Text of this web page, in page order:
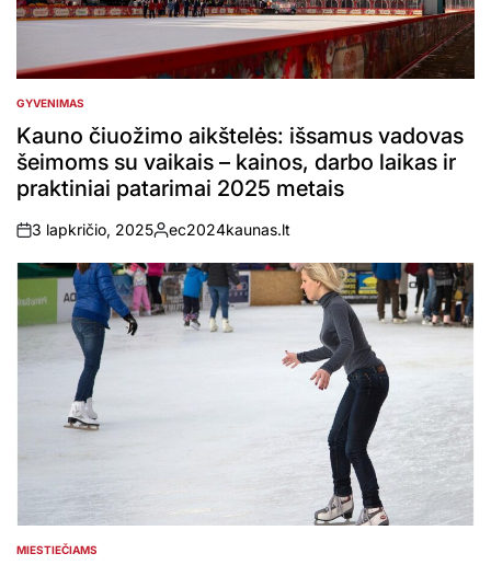
POSTED
IN
GYVENIMAS
Kauno čiuožimo aikštelės: išsamus vadovas
šeimoms su vaikais – kainos, darbo laikas ir
praktiniai patarimai 2025 metais
on
3 lapkričio, 2025
Posted
by
ec2024kaunas.lt
POSTED
MIESTIEČIAMS